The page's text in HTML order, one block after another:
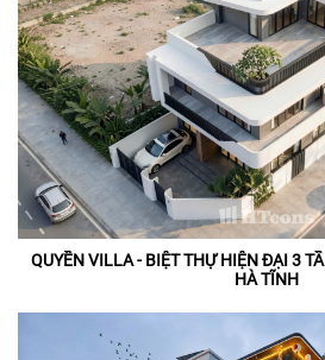
QUYỀN VILLA - BIỆT THỰ HIỆN ĐẠI 3
HÀ TĨNH